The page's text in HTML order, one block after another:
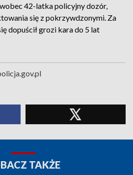
42-latka policyjny dozór,
się z pokrzywdzonymi. Za
dopuścił grozi kara do 5 lat
TAKŻE